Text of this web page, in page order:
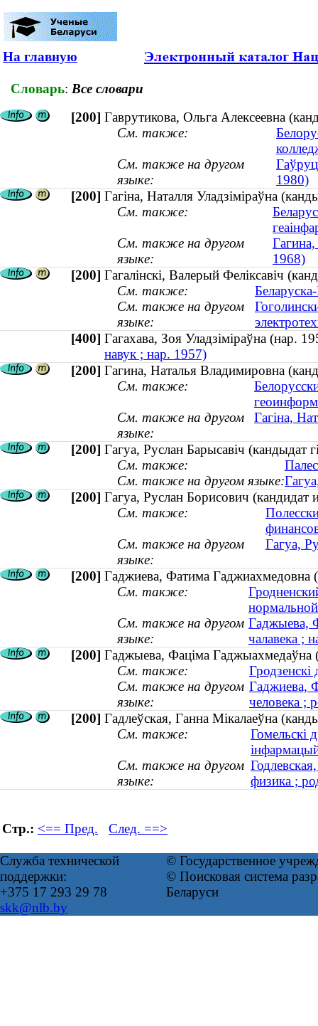
На главную
Словарь: Все словари
[200] Гаврутикова, Ольга Алексеевна
См. также:
См. также на другом
языке:
1980)
[200] Гагіна, Наталля Уладзіміраўна
См. также:
См. также на другом
языке:
1968)
[200] Гагалінскі, Валерый Феліксавіч
См. также:
См. также на другом
языке:
[400] Гагахава, Зоя Уладзіміраўна (нар.
навук ; нар. 1957)
[200] Гагина, Наталья Владимировна
См. также:
См. также на другом
языке:
Гагіна,
[200] Гагуа, Руслан Барысавіч (кандыдат
См. также:
См. также на другом языке:
[200] Гагуа, Руслан Борисович (кандидат
См. также:
См. также на другом
языке:
Гагуа,
[200] Гаджиева, Фатима Гаджиахмедовна
См. также:
См. также на другом
языке:
Гаджыева,
чалавека ;
[200] Гаджыева, Фаціма Гаджыахмедаўна
См. также:
См. также на другом
языке:
Гаджиева,
человека ;
[200] Гадлеўская, Ганна Мікалаеўна
См. также:
Гомельскі
См. также на другом
языке:
физика ;
Стр.: <== Пред. След. ==>
Служба технической
поддержки:
+375 17 293 29 78
skk@nlb.by
© Государственное
© Поисковая система
Беларуси